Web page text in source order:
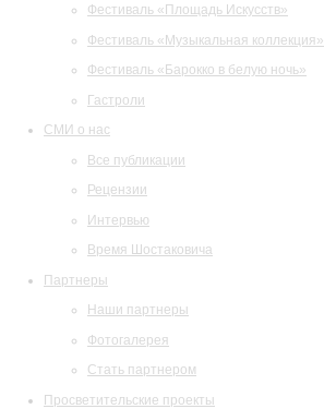
Фестиваль «Площадь Искусств»
Фестиваль «Музыкальная коллекция»
Фестиваль «Барокко в белую ночь»
Гастроли
СМИ о нас
Все публикации
Рецензии
Интервью
Время Шостаковича
Партнеры
Наши партнеры
Фотогалерея
Стать партнером
Просветительские проекты